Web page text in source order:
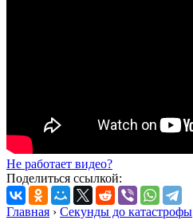
Не работает видео?
Поделиться ссылкой:
Главная › Секунды до катастрофы